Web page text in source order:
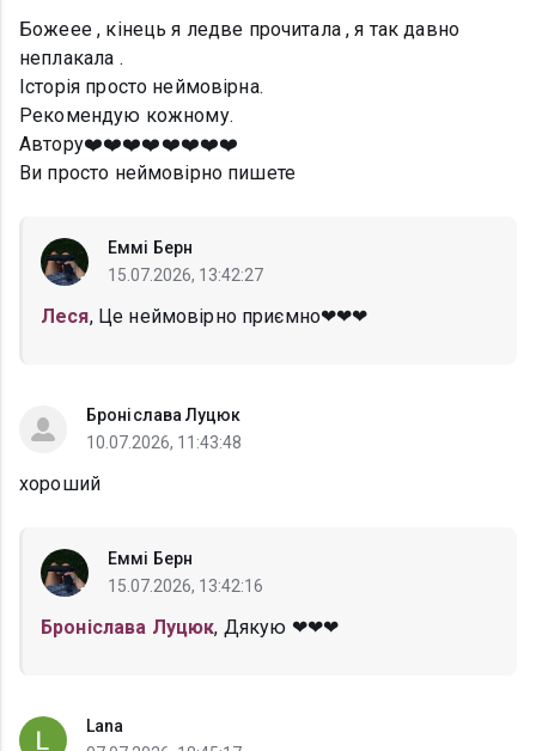
Божеее , кінець я ледве прочитала , я так давно
неплакала .
Історія просто неймовірна.
Рекомендую кожному.
Автору❤️❤️❤️❤️❤️❤️❤️❤️
Ви просто неймовірно пишете
Еммі Берн
15.07.2026, 13:42:27
Леся, Це неймовірно приємно❤❤❤
Броніслава Луцюк
10.07.2026, 11:43:48
хороший
Еммі Берн
15.07.2026, 13:42:16
Броніслава Луцюк, Дякую ❤❤❤
Lana